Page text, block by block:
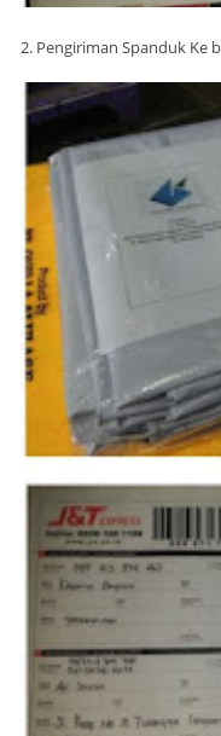
2. Pengiriman Spanduk Ke